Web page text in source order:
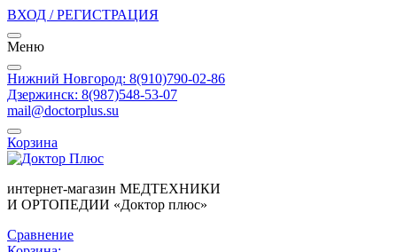
ВХОД / РЕГИСТРАЦИЯ
Меню
Нижний Новгород: 8(910)790-02-86
Дзержинск: 8(987)548-53-07
mail@doctorplus.su
Корзина
интернет-магазин МЕДТЕХНИКИ
И ОРТОПЕДИИ «Доктор плюс»
Сравнение